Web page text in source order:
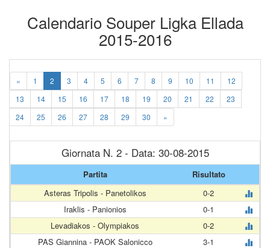
Calendario Souper Ligka Ellada
2015-2016
« 1 2 3 4 5 6 7 8 9 10 11
12
13
14 15 16 17 18 19 20 21 22
23
24
25 26 27 28 29 30 »
Giornata N. 2 - Data: 30-08-2015
Partita
Risultato
Asteras Tripolis - Panetolikos
0-2
Iraklis - Panionios
0-1
Levadiakos - Olympiakos
0-2
PAS Giannina - PAOK Salonicco
3-1